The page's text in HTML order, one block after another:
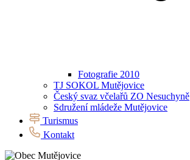
Fotografie 2010
TJ SOKOL Mutějovice
Český svaz včelařů ZO Nesuchyně
Sdružení mládeže Mutějovice
Turismus
Kontakt